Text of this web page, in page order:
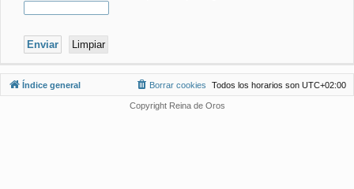
Índice general Todos los horarios son UTC+02:00
Borrar cookies
Copyright Reina de Oros